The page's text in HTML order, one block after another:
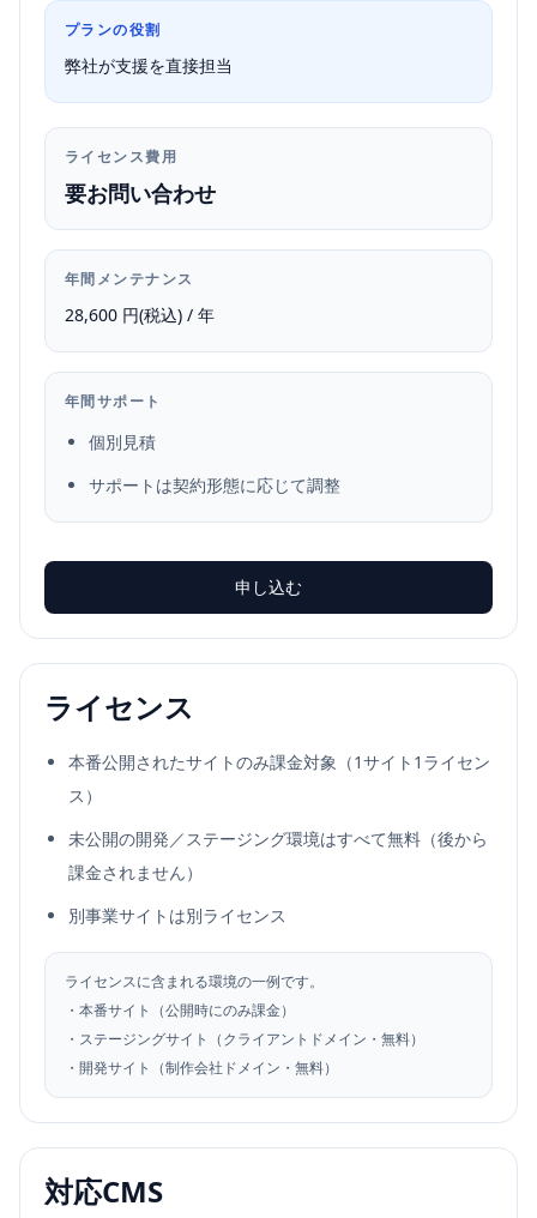
プランの役割
弊社が支援を直接担当
ライセンス費用
要お問い合わせ
年間メンテナンス
28,600 円(税込) / 年
年間サポート
個別見積
サポートは契約形態に応じて調整
申し込む
ライセンス
本番公開されたサイトのみ課金対象（1サイト1ライセン
ス）
未公開の開発／ステージング環境はすべて無料（後から
課金されません）
別事業サイトは別ライセンス
ライセンスに含まれる環境の一例です。
・本番サイト（公開時にのみ課金）
・ステージングサイト（クライアントドメイン・無料）
・開発サイト（制作会社ドメイン・無料）
対応CMS